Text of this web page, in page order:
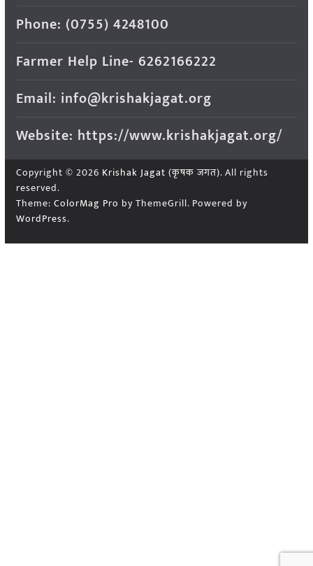
Phone: (0755) 4248100
Farmer Help Line- 6262166222
Email: info@krishakjagat.org
Website: https://www.krishakjagat.org/
Copyright © 2026 Krishak Jagat (कृषक जगत). All rights
reserved.
Theme: ColorMag Pro by ThemeGrill. Powered by
WordPress.